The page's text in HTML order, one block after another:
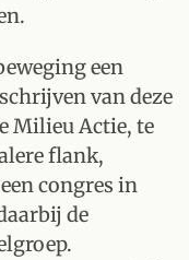
een
van deze
Milieu Actie, te
flank,
congres in
de